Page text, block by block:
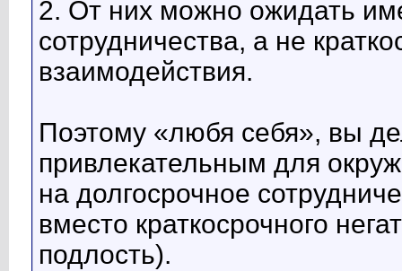
2. От них можно ожидать
сотрудничества, а не
взаимодействия.
Поэтому «любя себя», вы
привлекательным для
на долгосрочное
вместо краткосрочного
подлость).